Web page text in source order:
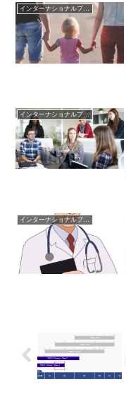
インターナショナルプリスクール
インターナショナルプリスクール
インターナショナルプリスクール